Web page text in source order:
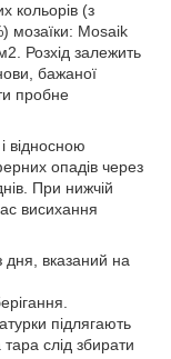
кольорів (з
мозаїки: Mosaik
Розхід залежить
бажаної
пробне
відносною
опадів через
При нижчій
висихання
дня, вказаний на
підлягають
тара слід збирати